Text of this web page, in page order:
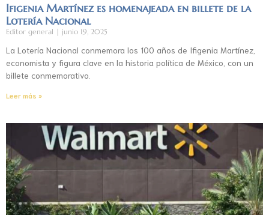
Ifigenia Martínez es homenajeada en billete de la
Lotería Nacional
Editor general junio 19, 2025
La Lotería Nacional conmemora los 100 años de Ifigenia Martínez,
economista y figura clave en la historia política de México, con un
billete conmemorativo.
Leer más »